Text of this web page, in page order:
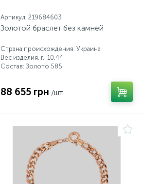
Артикул: 219684603
Золотой браслет без камней
Страна происхождения: Украина
Вес изделия, г.: 10,44
Состав: Золото 585
88 655 грн /шт.